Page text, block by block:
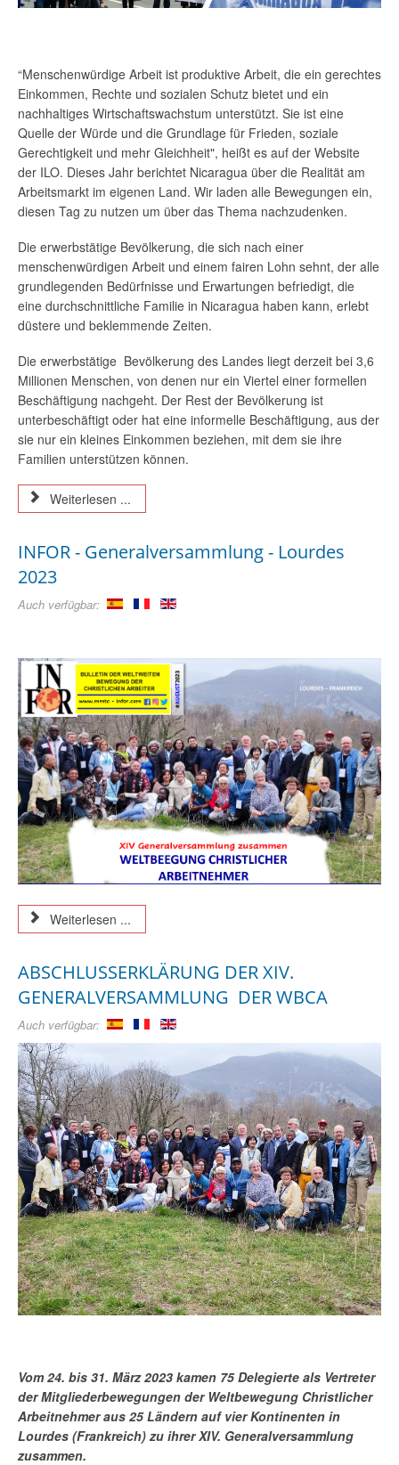
“Menschenwürdige Arbeit ist produktive Arbeit, die ein gerechtes
Einkommen, Rechte und sozialen Schutz bietet und ein
nachhaltiges Wirtschaftswachstum unterstützt. Sie ist eine
Quelle der Würde und die Grundlage für Frieden, soziale
Gerechtigkeit und mehr Gleichheit", heißt es auf der Website
der ILO. Dieses Jahr berichtet Nicaragua über die Realität am
Arbeitsmarkt im eigenen Land. Wir laden alle Bewegungen ein,
diesen Tag zu nutzen um über das Thema nachzudenken.
Die erwerbstätige Bevölkerung, die sich nach einer
menschenwürdigen Arbeit und einem fairen Lohn sehnt, der alle
grundlegenden Bedürfnisse und Erwartungen befriedigt, die
eine durchschnittliche Familie in Nicaragua haben kann, erlebt
düstere und beklemmende Zeiten.
Die erwerbstätige Bevölkerung des Landes liegt derzeit bei 3,6
Millionen Menschen, von denen nur ein Viertel einer formellen
Beschäftigung nachgeht. Der Rest der Bevölkerung ist
unterbeschäftigt oder hat eine informelle Beschäftigung, aus der
sie nur ein kleines Einkommen beziehen, mit dem sie ihre
Familien unterstützen können.
Weiterlesen ...
INFOR - Generalversammlung - Lourdes
2023
Auch verfügbar:
Weiterlesen ...
ABSCHLUSSERKLÄRUNG DER XIV.
GENERALVERSAMMLUNG DER WBCA
Auch verfügbar:
Vom 24. bis 31. März 2023 kamen 75 Delegierte als Vertreter
der Mitgliederbewegungen der Weltbewegung Christlicher
Arbeitnehmer aus 25 Ländern auf vier Kontinenten in
Lourdes (Frankreich) zu ihrer XIV. Generalversammlung
zusammen.